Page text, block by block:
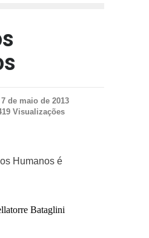
7 de maio de 2013
Visualizações
Humanos é
Bataglini